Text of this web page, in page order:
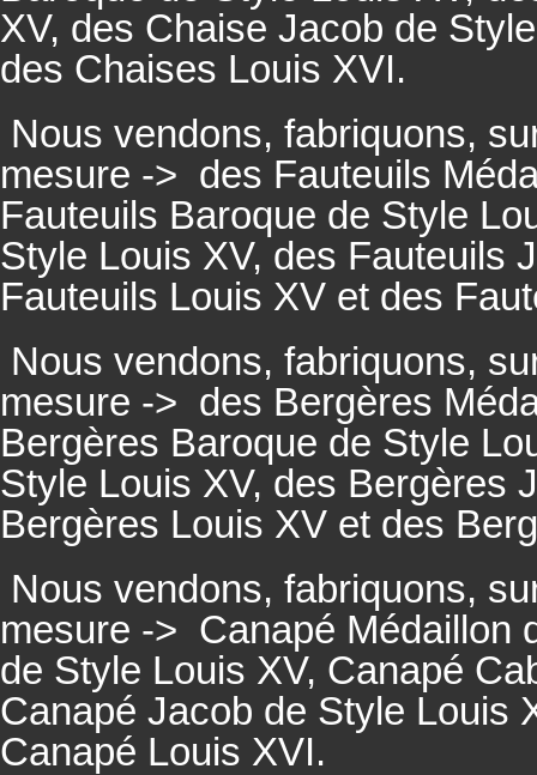
XV, des Chaise Jacob de
des Chaises Louis XVI.
Nous vendons, fabriquons,
mesure -> des Fauteuils
Fauteuils Baroque de Style
Style Louis XV, des Fauteuils
Fauteuils Louis XV et des
Nous vendons, fabriquons,
mesure -> des Bergères
Bergères Baroque de Style
Style Louis XV, des Bergères
Bergères Louis XV et des
Nous vendons, fabriquons,
mesure -> Canapé Médaillon
de Style Louis XV, Canapé
Canapé Jacob de Style Louis
Canapé Louis XVI.